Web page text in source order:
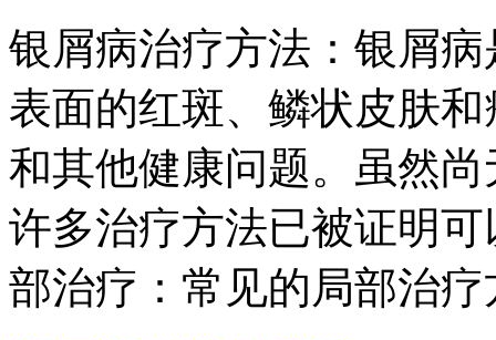
银屑病治疗方法：银屑
表面的红斑、鳞状皮肤
和其他健康问题。虽然
许多治疗方法已被证明
部治疗：常见的局部治